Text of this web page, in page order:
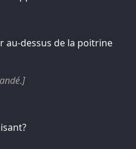
au-dessus de la poitrine